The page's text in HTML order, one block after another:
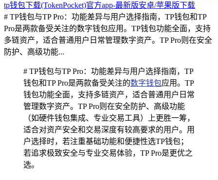
tp钱包下载(TokenPocket)官方app-最新版安卓/苹果版下载
# TP钱包与TP Pro：功能差异与用户选择指南，TP钱包和TP
Pro是两款备受关注的数字钱包应用。TP钱包功能全面，支持
多链资产，适合普通用户日常管理数字资产。TP Pro则在安全
防护、高级功能...
# TP钱包与TP Pro：功能差异与用户选择指南，TP
钱包和TP Pro是两款备受关注的数字钱包应用。TP
钱包功能全面，支持多链资产，适合普通用户日常
管理数字资产。TP Pro则在安全防护、高级功能
（如硬件钱包集成、专业交易工具）上更胜一筹，
适合对资产安全和交易深度有较高要求的用户。用
户选择时，若注重基础功能和便捷性选TP钱包；
若追求极致安全与专业交易体验，TP Pro是更优之
选。